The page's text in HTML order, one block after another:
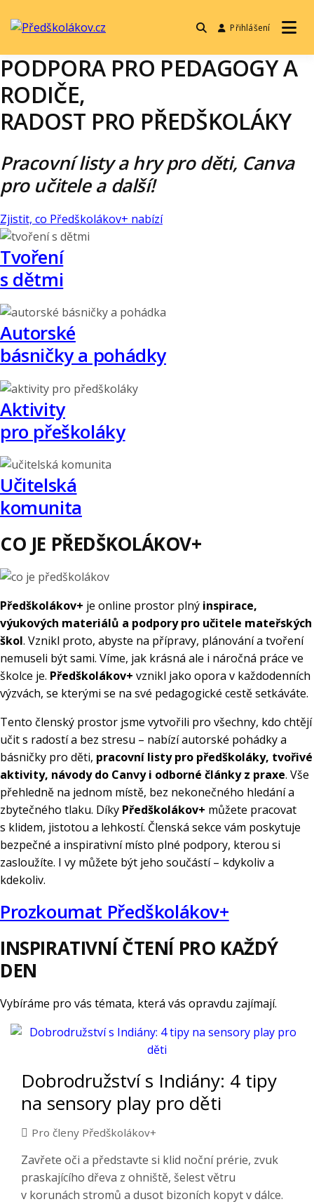
Přihlášení
PODPORA PRO PEDAGOGY A
RODIČE,
RADOST PRO PŘEDŠKOLÁKY
Pracovní listy a hry pro děti, Canva
pro učitele a další!
Zjistit, co Předškolákov+ nabízí
Tvoření
s dětmi
Autorské
básničky a pohádky
Aktivity
pro přeškoláky
Učitelská
komunita
CO JE PŘEDŠKOLÁKOV+
Předškolákov+ je online prostor plný inspirace,
výukových materiálů a podpory pro učitele mateřských
škol. Vznikl proto, abyste na přípravy, plánování a tvoření
nemuseli být sami. Víme, jak krásná ale i náročná práce ve
školce je. Předškolákov+ vznikl jako opora v každodenních
výzvách, se kterými se na své pedagogické cestě setkáváte.
Tento členský prostor jsme vytvořili pro všechny, kdo chtějí
učit s radostí a bez stresu – nabízí autorské pohádky a
básničky pro děti, pracovní listy pro předškoláky, tvořivé
aktivity, návody do Canvy i odborné články z praxe. Vše
přehledně na jednom místě, bez nekonečného hledání a
zbytečného tlaku. Díky Předškolákov+ můžete pracovat
s klidem, jistotou a lehkostí. Členská sekce vám poskytuje
bezpečné a inspirativní místo plné podpory, kterou si
zasloužíte. I vy můžete být jeho součástí – kdykoliv a
kdekoliv.
Prozkoumat Předškolákov+
INSPIRATIVNÍ ČTENÍ PRO KAŽDÝ
DEN
Vybíráme pro vás témata, která vás opravdu zajímají.
Dobrodružství s Indiány: 4 tipy
na sensory play pro děti
Pro členy Předškolákov+
Zavřete oči a představte si klid noční prérie, zvuk
praskajícího dřeva z ohniště, šelest větru
v korunách stromů a dusot bizoních kopyt v dálce.